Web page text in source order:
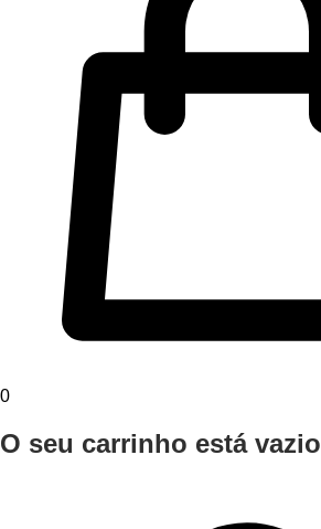
0
O seu carrinho está vazio